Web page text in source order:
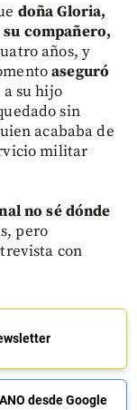
doña Gloria,
compañero,
años, y
aseguró
su hijo
sin
acababa de
militar
no sé dónde
pero
con
desde Google